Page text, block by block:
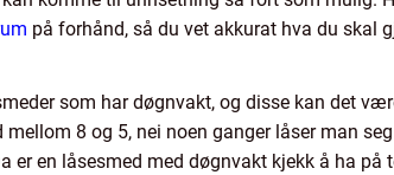
på forhånd, så du vet akkurat hva du skal
som har døgnvakt, og disse kan det
8 og 5, nei noen ganger låser man
er en låsesmed med døgnvakt kjekk å ha på